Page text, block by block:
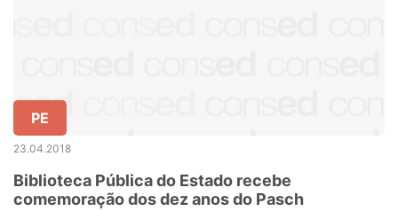
PE
23.04.2018
Biblioteca Pública do Estado recebe
comemoração dos dez anos do Pasch